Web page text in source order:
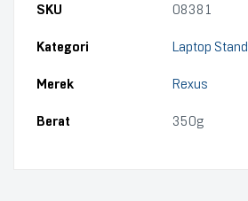
SKU 08381
Kategori Laptop Stand
Merek Rexus
Berat 350g